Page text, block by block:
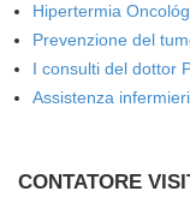
Hipertermia
Prevenzione del
I consulti del dottor
Assistenza
CONTATORE